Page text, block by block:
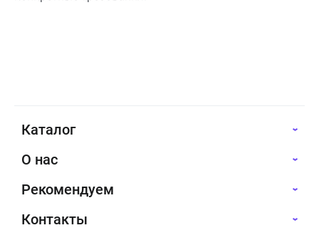
Каталог
О нас
Рекомендуем
Контакты